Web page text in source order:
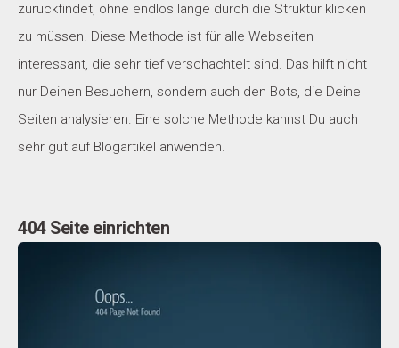
zurückfindet, ohne endlos lange durch die Struktur klicken
zu müssen. Diese Methode ist für alle Webseiten
interessant, die sehr tief verschachtelt sind. Das hilft nicht
nur Deinen Besuchern, sondern auch den Bots, die Deine
Seiten analysieren. Eine solche Methode kannst Du auch
sehr gut auf Blogartikel anwenden.
404 Seite einrichten